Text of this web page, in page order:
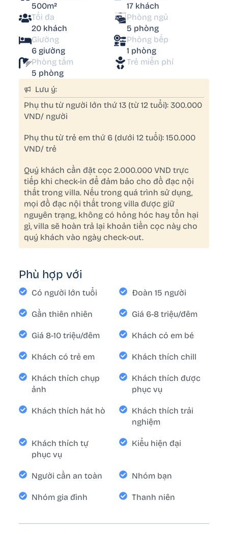
500m²
17 khách
Tối đa
20 khách
Phòng ngủ
5 phòng
Giường
6 giường
Phòng bếp
1 phòng
Phòng tắm
5 phòng
Trẻ miễn phí
Lưu ý:
Phụ thu từ người lớn thứ 13 (từ 12 tuổi): 300.000
VND/ người
Phụ thu từ trẻ em thứ 6 (dưới 12 tuổi): 150.000
VND/ trẻ
Quý khách cần đặt cọc 2.000.000 VND trực
tiếp khi check-in để đảm bảo cho đồ đạc nội
thất trong villa. Nếu trong quá trình sử dụng,
mọi đồ đạc nội thất trong villa được giữ
nguyên trạng, không có hỏng hóc hay tổn hại
gì, villa sẽ hoàn trả lại khoản tiền cọc này cho
quý khách vào ngày check-out.
Phù hợp với
Có người lớn tuổi Đoàn 15 người
Gần thiên nhiên Giá 6-8 triệu/đêm
Giá 8-10 triệu/đêm Khách có em bé
Khách có trẻ em Khách thích chill
Khách thích chụp
ảnh
Khách thích được
phục vụ
Khách thích hát hò
Khách thích trải
nghiệm
Khách thích tự
phục vụ
Kiểu hiện đại
Người cần an toàn Nhóm bạn
Nhóm gia đình Thanh niên